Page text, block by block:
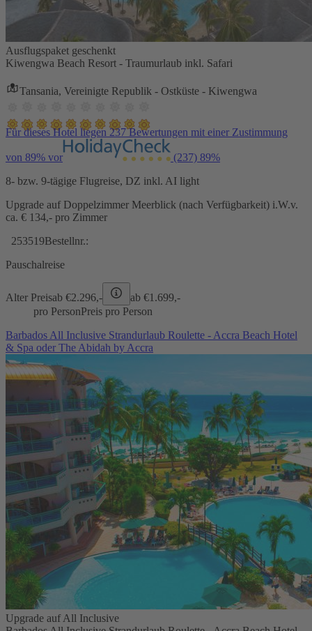
Ausflugspaket geschenkt
Kiwengwa Beach Resort - Traumurlaub inkl. Safari
Tansania, Vereinigte Republik - Ostküste - Kiwengwa
Für dieses Hotel liegen 237 Bewertungen mit einer Zustimmung
von 89% vor (237) 89%
8- bzw. 9-tägige Flugreise, DZ inkl. AI light
Upgrade auf Doppelzimmer Meerblick (nach Verfügbarkeit) i.W.v.
ca. € 134,- pro Zimmer
253519Bestellnr.:
Pauschalreise
Alter Preisab €2.296,- ab €1.699,-
pro PersonPreis pro Person
Barbados All Inclusive Strandurlaub Roulette - Accra Beach Hotel
& Spa oder The Abidah by Accra
Upgrade auf All Inclusive